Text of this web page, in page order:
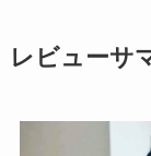
レビューサ